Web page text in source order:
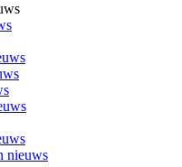
nieuws